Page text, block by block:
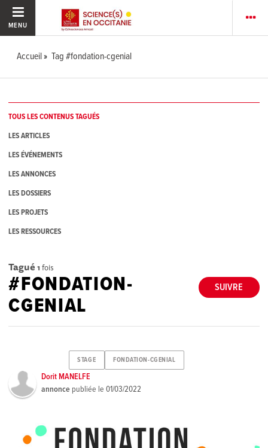
MENU
Accueil Tag #fondation-cgenial
TOUS LES CONTENUS TAGUÉS
LES ARTICLES
LES ÉVÉNEMENTS
LES ANNONCES
LES DOSSIERS
LES PROJETS
LES RESSOURCES
Tagué 1 fois
SUIVRE
#FONDATION-
CGENIAL
STAGE FONDATION-CGENIAL
Dorit MANELFE
annonce publiée le01/03/2022